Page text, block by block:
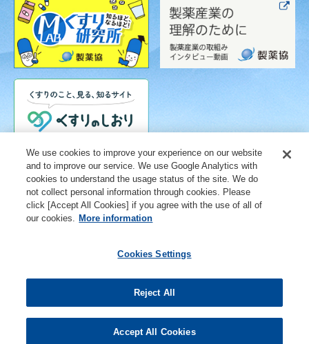
ウェブアクセシビリティ方針
関連リンク 各種ご相談窓口 サイトマップ
We use cookies to improve your experience on our website
and to improve our service. We use Google Analytics with
cookies to understand the usage status of the site. We do
not collect personal information through cookies. Please
click [Accept All Cookies] if you agree with the use of all of
our cookies. More information
Cookies Settings
Reject All
Accept All Cookies